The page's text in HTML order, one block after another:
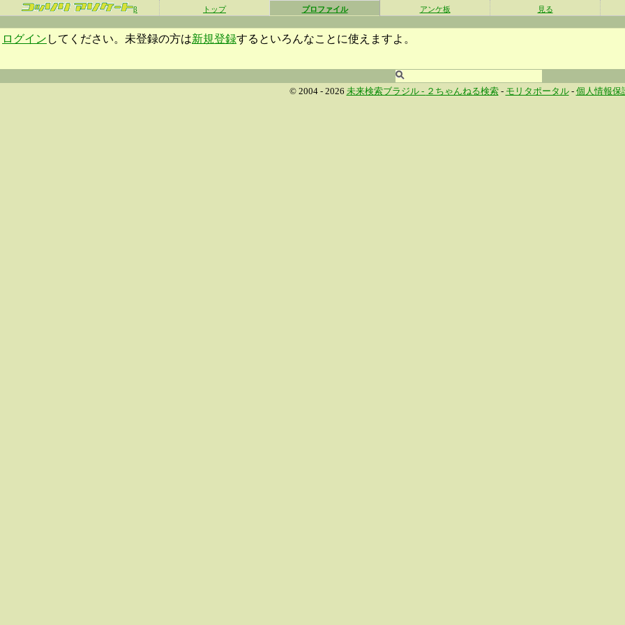
β トップ プロファイル アンケ板 見る
ログイン してください。未登録の方は新規登録するといろんなことに使えますよ。
© 2004 - 2026 未来検索ブラジル - ２ちゃんねる検索- モリタポータル- 個人情報保